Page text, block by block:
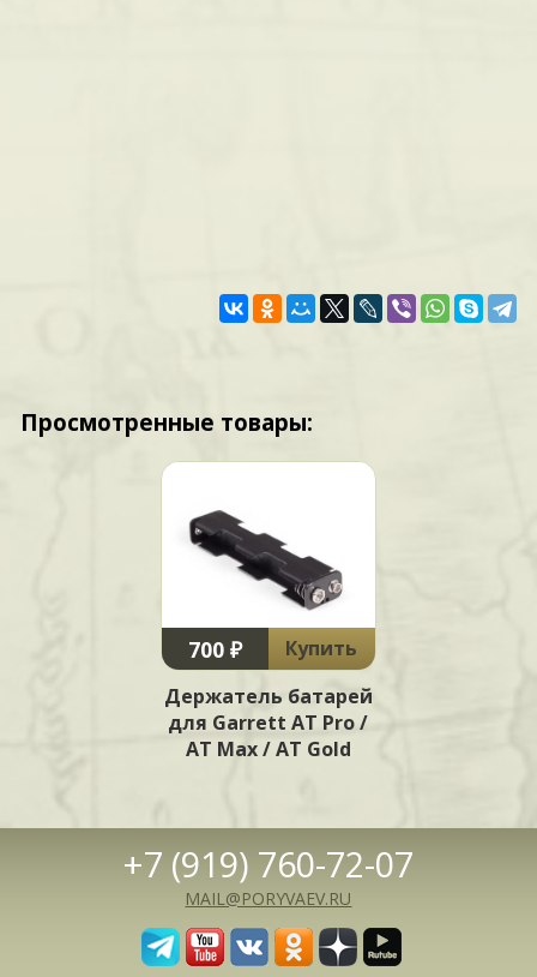
Просмотренные товары:
700 ₽
Купить
Держатель батарей
для Garrett AT Pro /
AT Max / AT Gold
+7 (919) 760-72-07
MAIL@PORYVAEV.RU